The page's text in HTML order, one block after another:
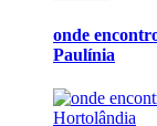
onde
Paulínia